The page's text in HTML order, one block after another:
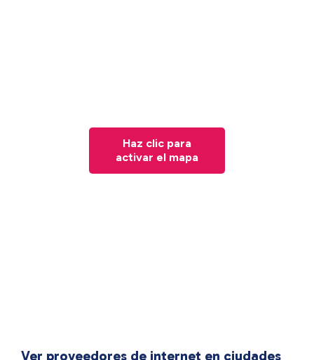
Haz clic para
activar el mapa
Ver proveedores de internet en ciudades